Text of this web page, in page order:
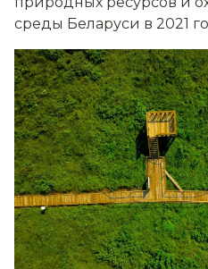
среды Беларуси в 2021